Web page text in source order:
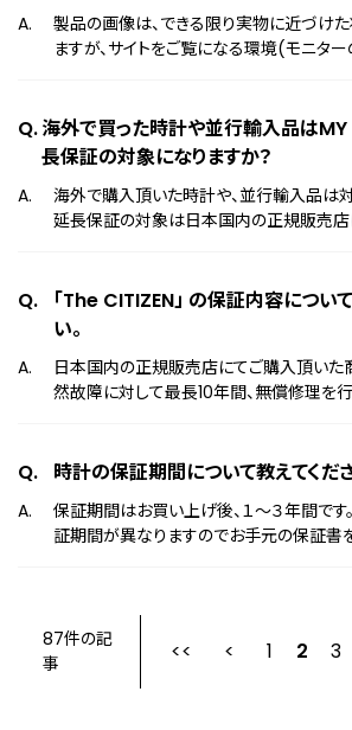
製品の画像は、できる限り実物に近づけ
ますが、サイトをご覧になる環境(モニタ
は、色味や風合いなどに個体差が見られ
す。
海外で買った時計や並行輸入品は
長保証の対象になりますか？
海外で購入頂いた時計や、並行輸入品は対
延長保証の対象は日本国内の正規販売店
「The CITIZEN」 の保証内容につい
い。
日本国内の正規販売店にてご購入頂いた
然故障に対して最長10年間、無償修理を行います
フターサービスについて
時計の保証期間について教えてくだ
保証期間はお買い上げ後、１～３年間です。 商品によって保
証期間が異なりますのでお手元の保証書を
詳しくは以下のページをご確認ください
※対象製品をご登録いただくことで、保証
保証書の発行などの特典をご利用いただ
スをご用意しております。詳しくは以下の
87件の記
事
最初
1 2 3